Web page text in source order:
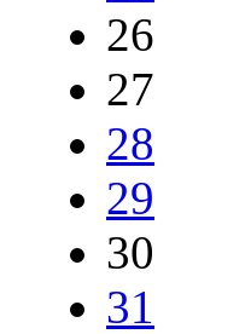
26
27
28
29
30
31